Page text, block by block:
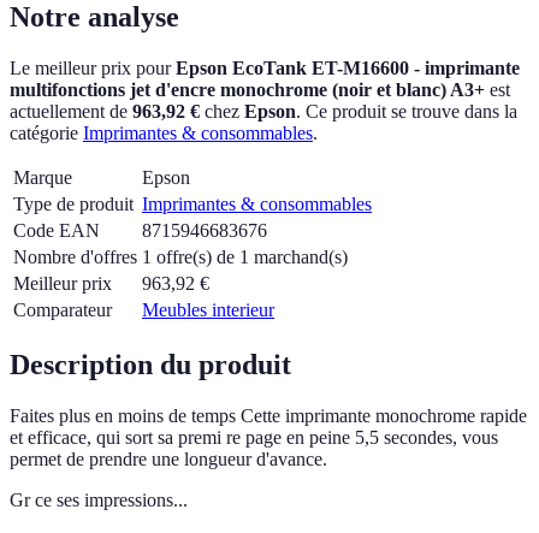
Notre analyse
Le meilleur prix pourEpson EcoTank ET-M16600 - imprimante
multifonctions jet d'encre monochrome (noir et blanc) A3+ est
actuellement de 963,92 € chez Epson. Ce produit se trouve dans la
catégorie Imprimantes & consommables.
Marque
Epson
Type de produit Imprimantes & consommables
Code EAN
8715946683676
Nombre d'offres 1 offre(s) de 1 marchand(s)
Meilleur prix
963,92 €
Comparateur
Meubles interieur
Description du produit
Faites plus en moins de temps Cette imprimante monochrome rapide
et efficace, qui sort sa premi re page en peine 5,5 secondes, vous
permet de prendre une longueur d'avance.
Gr ce ses impressions...